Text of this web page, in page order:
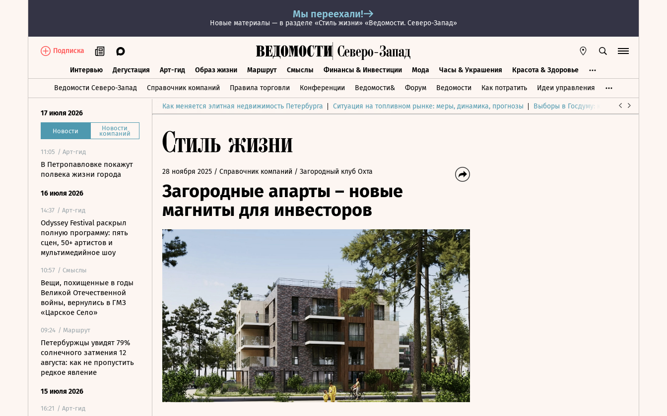
Мы переехали!
Новые материалы — в разделе «Стиль жизни» «Ведомости. Северо-Запад»
Подписка
Интервью Дегустация Арт-гид Образ жизни Маршрут Смыслы Финансы & Инвестиции Мода Часы & Украшения Красота & Здоровье
Ведомости Северо-Запад Справочник компаний Правила торговли Конференции Ведомости& Форум Ведомости Как потратить Идеи управления
Интервью Дегустация Арт-гид Образ жизни Маршрут Смыслы Финансы & Инвестиции Мода Часы & Украшения Дом & Интерьер
Как меняется элитная недвижимость Петербурга Ситуация на топливном рынке: меры, динамика, прогнозы
Выборы в Госдуму: каким был и будет
17 июля 2026
Новости Новости
компаний
11:05 / Арт-гид
В Петропавловке покажут
полвека жизни города
16 июля 2026
14:37 / Арт-гид
Odyssey Festival раскрыл
полную программу: пять
сцен, 50+ артистов и
мультимедийное шоу
10:57 / Смыслы
Вещи, похищенные в годы
Великой Отечественной
войны, вернулись в ГМЗ
«Царское Село»
09:24 / Маршрут
Петербуржцы увидят 79%
солнечного затмения 12
августа: как не пропустить
редкое явление
15 июля 2026
16:21 / Арт-гид
28 ноября 2025 / Справочник компаний / Загородный клуб Охта
Загородные апарты – новые
магниты для инвесторов